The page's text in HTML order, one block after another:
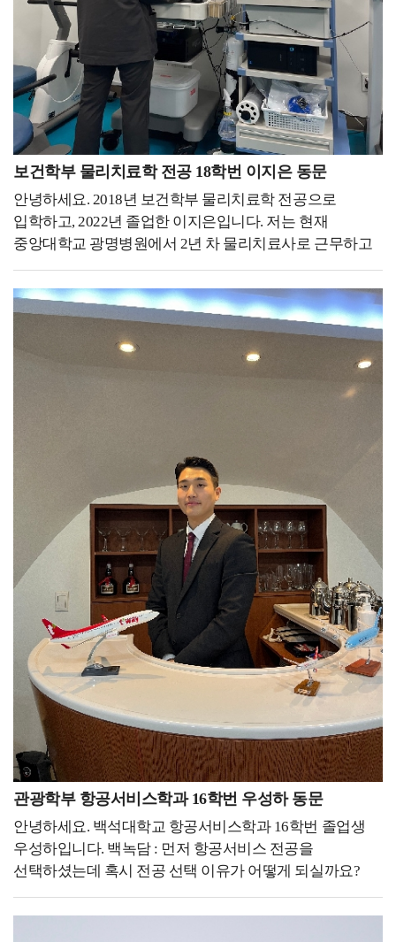
순간마다 열어보고 다시 일어날 수 있는 용기를 얻고
있습니다. 모든 것이 처음이고 새롭기만 했던 스무 살과 그
이후 지금까지도 불완전함에 불안해지고 서투른 모습이
때론 싫어질 때도 있지만 그럴 때면 대학시절 기억을 꺼내
떠올려 보며 비틀대도 넘어지지 않도록 하루하루 노력하고
있습니다. 이 글을 읽는 모든 학우 분들도 백석인으로서의
자긍심과 자부심을 갖길 바라며, 각자 이어 나갈 미래를
응원하겠습니다. 감사합니다.
받을 수 있었습니다. 이런 과정들 덕분에 처음으로
지원하는 항공사에서 한 번에 합격할 수 있었던 거
같습니다. 이 자리를 빌려 나윤서 교수님께 감사하다는
말씀 전해 드리고 싶습니다. 저는 이제 취업을 하게 되어
직장 생활을 하게 될 텐데, 대학생 때 가졌던 마음가짐과
태도를 바탕으로 현실에 안주하지 않고 계속해서 발전해
나가는 사람이 되려 합니다. 이 글을 보고 있는
후배들에게는 좋은 동기부여가 되었으면 좋겠습니다.
여러분의 앞날을 응원하겠습니다!
보면서 연구할 수 있었습니다.우리 대학에는 다양하고
우수한 검안 장비를 갖추고 있어서 연구를 수행하기에
매우 좋은 환경입니다. 또한 지도 교수님과 대학원
학우들과 같이 연구도 하며 학술대회에서 우수논문상도
수상하였습니다.대학원 졸업 후 저는 모교 안경광학과
후배들에게 강의하고 있습니다.수업을 통해서 후배들을
만나게 되어 매우 뿌듯하며 그만큼 열심히 수업을
준비하고 여러 가지 진로에 대해서도 함께 이야기할 수
있도록 하고 있습니다.열심히 노력한 결과 우수 교원에도
선정되는 뜻깊은 결과도 얻었습니다.대학교에 다니면서
진로에 대해서 정말 많이 고민했었던 거 같습니다.
안경광학과의 경우 안경사나 검안사만 생각하는 경우가
안경사나 검안사뿐만 아니라 광학 회사, 광학 렌즈 회사
등등 많은 곳으로 취업하고 있습니다.취업에 있어서 가장
중요한 건 내가 하고자 하는 일에서 필요한 조건들이
무엇이 있는지 알아보는 게 중요합니다.졸업 후
준비하는것 보다는 대학교에 다니면서 내가 하고자 하는
중요합니다. 예를 들어 내가 하고자 하는 업무에서 필요한
조건이 석사과정이면 그에게 맞는 대학원 진학 준비를
해야 하기 때문입니다.저는 하고자 하는 일이 석사과정이
필요했기 때문에 진학하였고 덕분에 지금 원하던 일을 할
수 있게 되었습니다. 저는 대학교 시절을 생각해 보면
행복했던 기억만 남아 있습니다, 물론 학부 생활할 때는
사람 때문에 힘들었던 일도 많았고, 학업 스트레스나
진로로 관련하여 고민도 많았지만 지나서 생각해 보니
그러한 걱정들과 고민이 추억이 되고 웃으며 이야기할 수
있게 된 거 같습니다.그래서 저는 만약 대학교 때로
돌아간다면 무엇을 하더라도 정말 최선을 다해서 대학
생활을 하고 싶습니다.지금은 평범한 대학교 생활들이
나중에는 그리운 추억이 되고 아쉬운 과거가 될 수
있으니까 지금 주어진 상황에서 최선을 다하면
좋겠습니다.그래서 후배들도 대학교 생활을 최대한
즐겼으면 좋겠습니다. 축제 기간에는 진심으로 축제를
즐겨도 보고, 시험 기간에는 열정적으로 공부도 하면서
다시 오지 않을 대학 생활을 지냈으면 좋겠습니다. '준비된
자만이 기회를 잡는다' 정말 무수히 많이 들어본
이야기였습니다. 진부하고 너무나도 당연하게 생각했던
말이 지금은 제 좌우명이 되었습니다. 정말 기회는 언제
어디서 어떻게 나에게 올지 모릅니다.졸업 후 일과
대학원을 같이 다닌 이유도 나에게 기회가 올 수도
보건학부 물리치료학 전공 18학번 이지은 동문
안녕하세요. 2018년 보건학부 물리치료학 전공으로
입학하고, 2022년 졸업한 이지은입니다. 저는 현재
중앙대학교 광명병원에서 2년 차 물리치료사로 근무하고
있습니다.제게 있어 대학 생활은 다양한 진로와 분야에
대해 알아보고 고민하는 시간의 연속이었습니다. 많은
학우분들께서도 저와 같이 미래를 위한 진지한 고민을
이어가고 계실 거라고 생각합니다. 저는 물리치료학과를
졸업한 후, 임상에서의 풍부한 경험을 쌓고 싶어
대학병원에 지원하였고 첫 병원에서 다양한 케이스의
현재는 심장예방재활센터에서 근무하며, 심혈관 질환을
가진 환자를 대상으로 심장 재활을 진행하고 있습니다.
환자분들이 건강관리의 중요성을 깨닫고, 맞춤형 운동을
꾸준히 수행하는 모습을 보면 물리치료사로서 보람을
느끼고 있습니다. 그리고 의료 분야는 끊임없이 발전하고
있기에, 저 또한 앞으로 배우고 공부해야 할 것들이 더 많이
남아있다고 생각합니다.이를 통해 최종적인 목표를 정의해
본다면, 환자의 신체뿐만 아니라 마음까지 치료하는
물리치료사 라고 할 수 있을 것 같습니다. 검사나 치료 시작
전 차트를 자세히 살펴보고, 환자를 꼼꼼하게
파악하면서도 질문을 통해 이야기를 자연스럽게 털어놓을
수 있는 환경을 제공합니다. 이와 같은 환자와의
의사소통은 단방향적인 정보 전달이 아닌 상호적인 대화와
소통으로 이루어져야 합니다. 표정이나 자세, 몸짓 등
비언어적 신호를 통해 환자의 감정이나 요구사항을
파악하고 응답하는 것은 환자와의 신뢰 관계를 형성하는
데 도움이 되며, 불편한 점이나 어려움을 미리 파악하여
적극적으로 대응할 수 있습니다. 이처럼 전문적인 재활
치료를 제공하는 것은 물론이고, 환자와 보호자의
관광학부 항공서비스학과 16학번 우성하 동문
안녕하세요. 백석대학교 항공서비스학과 16학번 졸업생
우성하입니다. 백녹담 : 먼저 항공서비스 전공을
선택하셨는데 혹시 전공 선택 이유가 어떻게 되실까요?
같이 어울리는 걸 좋아했습니다. 그리고 부모님이